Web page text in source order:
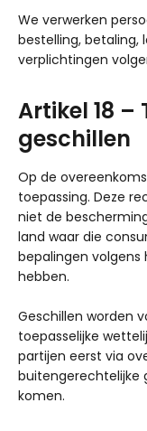
We verwerken
bestelling, betaling,
verplichtingen
Artikel 18 –
geschillen
Op de
toepassing. Deze
niet de
land waar die
bepalingen
hebben.
Geschillen worden
toepasselijke
partijen eerst via
buitengerechtelijke
komen.